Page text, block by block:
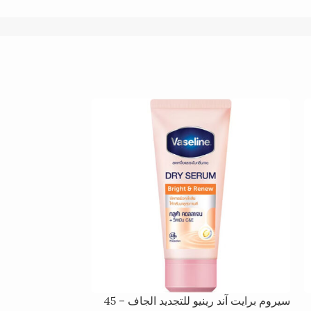
سيروم برايت آند رينيو للتجديد الجاف – 45